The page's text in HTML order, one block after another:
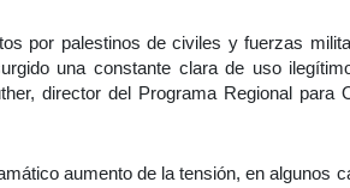
por palestinos de civiles y fuerzas
una constante clara de uso
director del Programa Regional para
aumento de la tensión, en algunos